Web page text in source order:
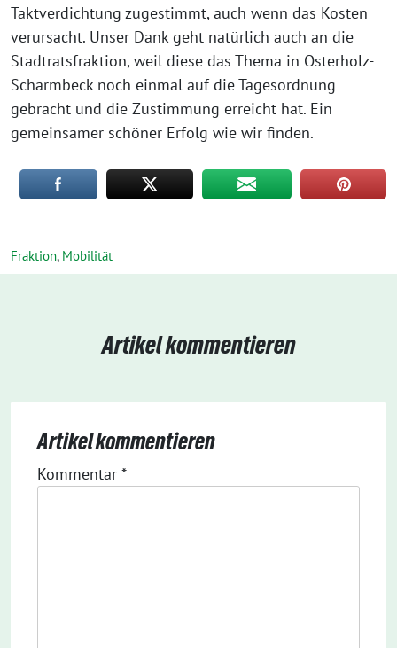
Taktverdichtung zugestimmt, auch wenn das Kosten
verursacht. Unser Dank geht natürlich auch an die
Stadtratsfraktion, weil diese das Thema in Osterholz-
Scharmbeck noch einmal auf die Tagesordnung
gebracht und die Zustimmung erreicht hat. Ein
gemeinsamer schöner Erfolg wie wir finden.
Fraktion, Mobilität
Artikel kommentieren
Artikel kommentieren
Kommentar *